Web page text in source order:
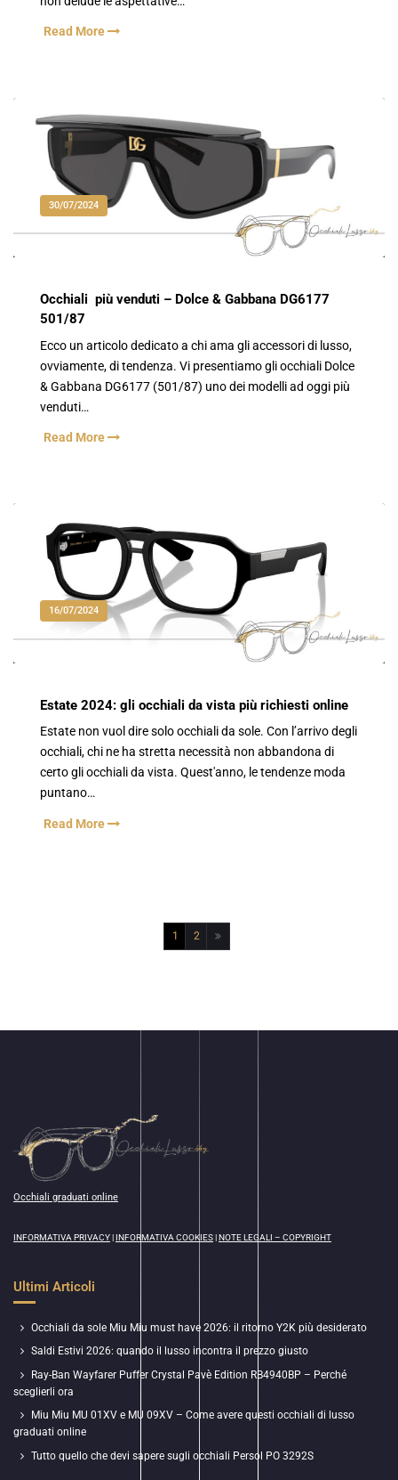
Read More
30/07/2024
Occhiali più venduti – Dolce & Gabbana DG6177
501/87
Ecco un articolo dedicato a chi ama gli accessori di lusso,
ovviamente, di tendenza. Vi presentiamo gli occhiali Dolce
& Gabbana DG6177 (501/87) uno dei modelli ad oggi più
venduti…
Read More
16/07/2024
Estate 2024: gli occhiali da vista più richiesti online
Estate non vuol dire solo occhiali da sole. Con l’arrivo degli
occhiali, chi ne ha stretta necessità non abbandona di
certo gli occhiali da vista. Quest'anno, le tendenze moda
puntano…
Read More
Paginazione
1 2
Occhiali graduati online
INFORMATIVA PRIVACY|INFORMATIVA COOKIES|NOTE LEGALI – COPYRIGHT
Ultimi Articoli
Occhiali da sole Miu Miu must have 2026: il ritorno Y2K più desiderato
Saldi Estivi 2026: quando il lusso incontra il prezzo giusto
Ray-Ban Wayfarer Puffer Crystal Pavè Edition RB4940BP – Perché
sceglierli ora
Miu Miu MU 01XV e MU 09XV – Come avere questi occhiali di lusso
graduati online
Tutto quello che devi sapere sugli occhiali Persol PO 3292S